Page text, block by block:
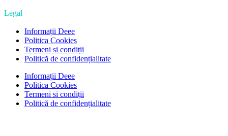
Legal
Informații Deee
Politica Cookies
Termeni si condiții
Politică de confidențialitate
Informații Deee
Politica Cookies
Termeni si condiții
Politică de confidențialitate